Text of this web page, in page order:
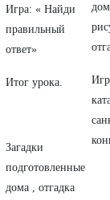
Игра: « Найди
правильный
ответ»
Итог урока.
Загадки
подготовленные
дома , отгадка